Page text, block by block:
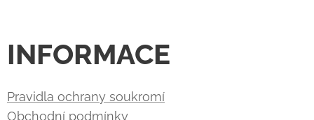
INFORMACE
Pravidla ochrany soukromí
Obchodní podmínky